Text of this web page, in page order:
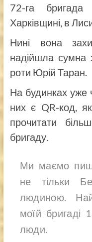
72-га
Харківщині, в
Нині вона
надійшла сумна
роти Юрій Таран.
На будинках уже
них є QR-код,
прочитати
бригаду.
Ми маємо
не тільки
людиною.
моїй бригаді
люди.